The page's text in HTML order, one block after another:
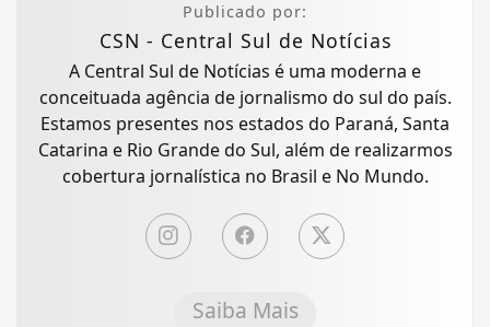
Publicado por:
CSN - Central Sul de Notícias
A Central Sul de Notícias é uma moderna e
conceituada agência de jornalismo do sul do país.
Estamos presentes nos estados do Paraná, Santa
Catarina e Rio Grande do Sul, além de realizarmos
cobertura jornalística no Brasil e No Mundo.
Saiba Mais